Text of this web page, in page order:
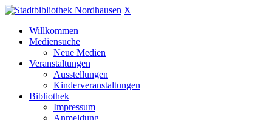
X
Willkommen
Mediensuche
Neue Medien
Veranstaltungen
Ausstellungen
Kinderveranstaltungen
Bibliothek
Impressum
Anmeldung